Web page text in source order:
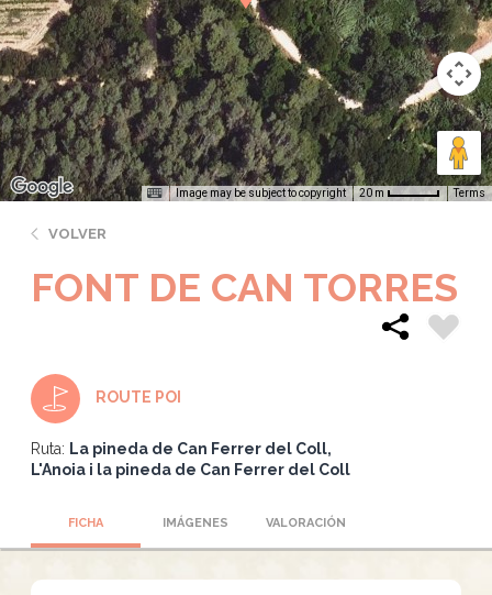
Image may be subject to copyright 20 m Terms
VOLVER
FONT DE CAN TORRES
ROUTE POI
Ruta: La pineda de Can Ferrer del Coll
L'Anoia i la pineda de Can Ferrer del Coll
FICHA IMÁGENES VALORACIÓN